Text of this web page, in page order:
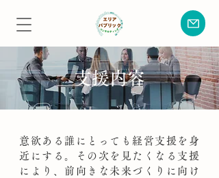
支援内容
意欲ある誰にとっても経営支援を身
近にする。​その次を見たくなる支援
により、 前向きな未来づくりに向け